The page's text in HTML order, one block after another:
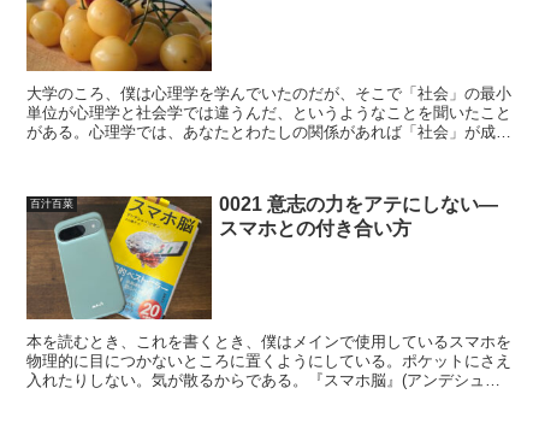
大学のころ、僕は心理学を学んでいたのだが、そこで「社会」の最小
単位が心理学と社会学では違うんだ、というようなことを聞いたこと
がある。心理学では、あなたとわたしの関係があれば「社会」が成立
百汁百菜
0021 意志の力をアテにしない—
スマホとの付き合い方
本を読むとき、これを書くとき、僕はメインで使用しているスマホを
物理的に目につかないところに置くようにしている。ポケットにさえ
入れたりしない。気が散るからである。『スマホ脳』(アンデシュ・